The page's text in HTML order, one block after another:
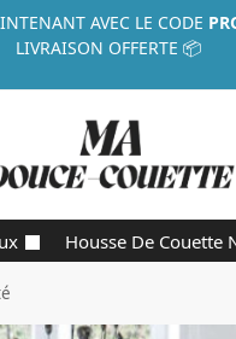
AVEC LE CODE
LIVRAISON OFFERTE 📦
Housse De Couette